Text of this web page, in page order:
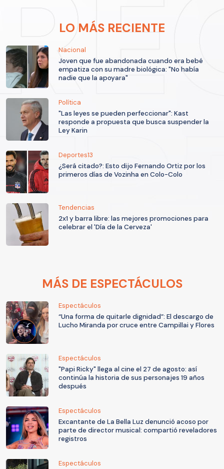
LO MÁS RECIENTE
Nacional
Joven que fue abandonada cuando era bebé
empatiza con su madre biológica: "No había
nadie que la apoyara"
Política
"Las leyes se pueden perfeccionar": Kast
responde a propuesta que busca suspender la
Ley Karin
Deportes13
¿Será citado?: Esto dijo Fernando Ortiz por los
primeros días de Vozinha en Colo-Colo
Tendencias
2x1 y barra libre: las mejores promociones para
celebrar el 'Día de la Cerveza'
MÁS DE ESPECTÁCULOS
Espectáculos
“Una forma de quitarle dignidad”: El descargo de
Lucho Miranda por cruce entre Campillai y Flores
Espectáculos
"Papi Ricky" llega al cine el 27 de agosto: así
continúa la historia de sus personajes 19 años
después
Espectáculos
Excantante de La Bella Luz denunció acoso por
parte de director musical: compartió reveladores
registros
Espectáculos